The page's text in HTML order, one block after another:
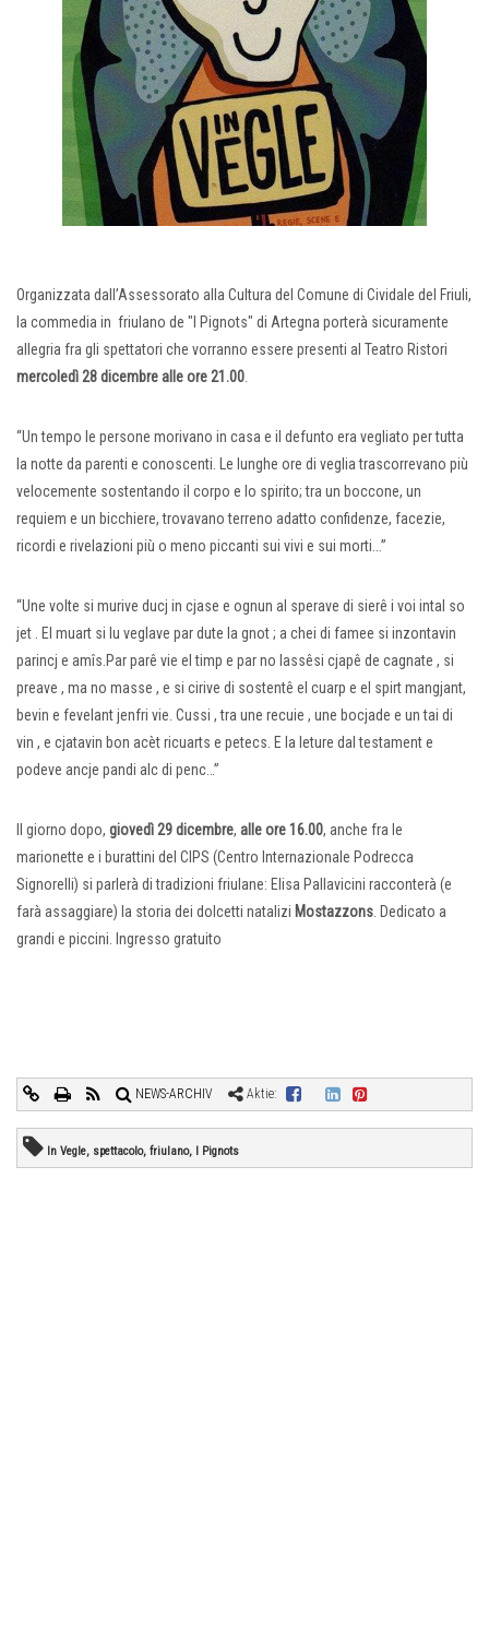
Organizzata dall’Assessorato alla Cultura del Comune di Cividale del Friuli,
la commedia in friulano de "I Pignots" di Artegna porterà sicuramente
allegria fra gli spettatori che vorranno essere presenti al Teatro Ristori
mercoledì 28 dicembre alle ore 21.00
“Un tempo le persone morivano in casa e il defunto era vegliato per tutta
la notte da parenti e conoscenti. Le lunghe ore di veglia trascorrevano più
velocemente sostentando il corpo e lo spirito; tra un boccone, un
requiem e un bicchiere, trovavano terreno adatto confidenze, facezie,
ricordi e rivelazioni più o meno piccanti sui vivi e sui morti...”
“Une volte si murive ducj in cjase e ognun al sperave di sierê i voi intal so
jet . El muart si lu veglave par dute la gnot ; a chei di famee si inzontavin
parincj e amîs.Par parê vie el timp e par no lassêsi cjapê de cagnate , si
preave , ma no masse , e si cirive di sostentê el cuarp e el spirt mangjant,
bevin e fevelant jenfri vie. Cussi , tra une recuie , une bocjade e un tai di
vin , e cjatavin bon acèt ricuarts e petecs. E la leture dal testament e
podeve ancje pandi alc di penc…”
Il giorno dopo, giovedì 29 dicembre, alle ore 16.00, anche fra le
marionette e i burattini del CIPS (Centro Internazionale Podrecca
Signorelli) si parlerà di tradizioni friulane: Elisa Pallavicini racconterà (e
farà assaggiare) la storia dei dolcetti natalizi Mostazzons . Dedicato a
grandi e piccini. Ingresso gratuito
NEWS-ARCHIV Aktie:
In Vegle, spettacolo, friulano, I Pignots